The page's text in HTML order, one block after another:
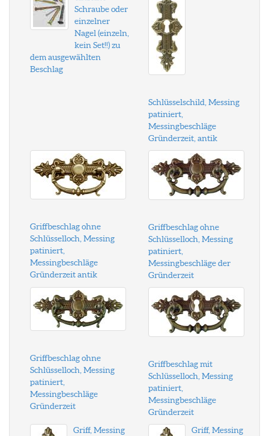
Schraube oder
einzelner
Nagel (einzeln,
kein Set!!) zu
dem ausgewählten
Beschlag
Schlüsselschild, Messing
patiniert,
Messingbeschläge
Gründerzeit, antik
Griffbeschlag ohne
Schlüsselloch, Messing
patiniert,
Messingbeschläge
Gründerzeit antik
Griffbeschlag ohne
Schlüsselloch, Messing
patiniert,
Messingbeschläge der
Gründerzeit
Griffbeschlag ohne
Schlüsselloch, Messing
patiniert,
Messingbeschläge
Gründerzeit
Griffbeschlag mit
Schlüsselloch, Messing
patiniert,
Messingbeschläge
Gründerzeit
Griff, Messing
Griff, Messing